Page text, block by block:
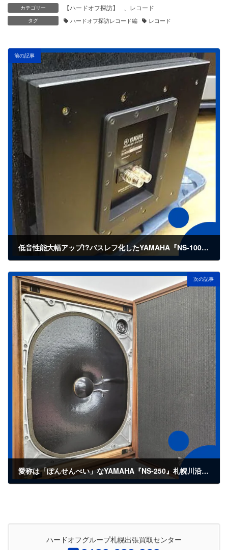
カテゴリー 【ハードオフ探訪】 レコード
タグ ハードオフ探訪レコード編 レコード
前の記事
低音性能大幅アップ!?バスレフ化したYAMAHA『NS-1000M』を店頭で発見！
次の記事
愛称は「ぽんせんべい」なYAMAHA『NS-250』札幌川沿店で発見！
ハードオフグループ札幌出張買取センター